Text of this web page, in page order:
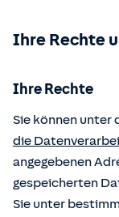
Ihre Rechte
Ihre Rechte
Sie können unter
die
angegebenen
gespeicherten
Sie unter